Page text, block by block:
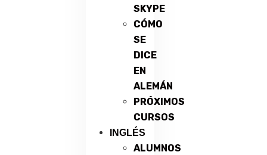
SKYPE
CÓMO
SE
DICE
EN
ALEMÁN
PRÓXIMOS
CURSOS
INGLÉS
ALUMNOS